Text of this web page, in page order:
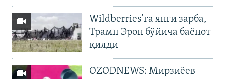
Wildberries’га янги зарба,
Трамп Эрон бўйича баёнот
қилди
OZODNEWS: Мирзиёев